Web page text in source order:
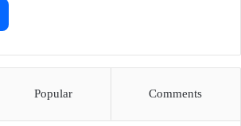
Popular Comments